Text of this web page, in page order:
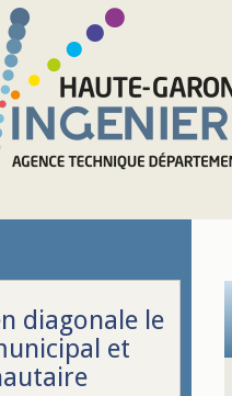
diagonale le
et